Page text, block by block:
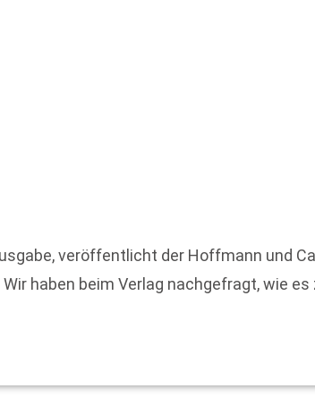
veröffentlicht der Hoffmann und
haben beim Verlag nachgefragt, wie